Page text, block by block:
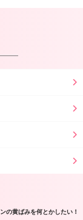
の黄ばみを何とかしたい！